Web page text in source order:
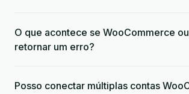
O que acontece se WooCommerce
retornar um erro?
Posso conectar múltiplas contas